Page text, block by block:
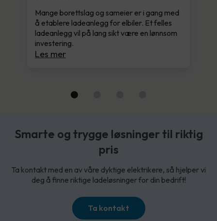
Mange borettslag og sameier er i gang med
å etablere ladeanlegg for elbiler. Et felles
ladeanlegg vil på lang sikt være en lønnsom
investering.
Les mer
Smarte og trygge løsninger til riktig
pris
Ta kontakt med en av våre dyktige elektrikere, så hjelper vi
deg å finne riktige ladeløsninger for din bedrift!
Ta kontakt